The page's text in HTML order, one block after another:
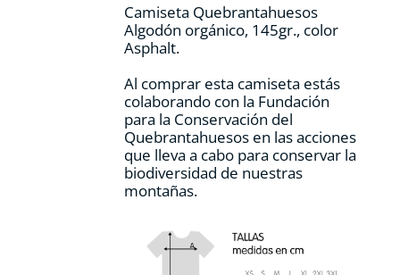
de
producto
Camiseta Quebrantahuesos
Algodón orgánico, 145gr., color
Asphalt.
Al comprar esta camiseta estás
colaborando con la Fundación
para la Conservación del
Quebrantahuesos en las acciones
que lleva a cabo para conservar la
biodiversidad de nuestras
montañas.